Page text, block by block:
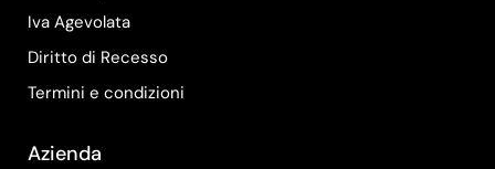
Iva Agevolata
Diritto di Recesso
Termini e condizioni
Azienda